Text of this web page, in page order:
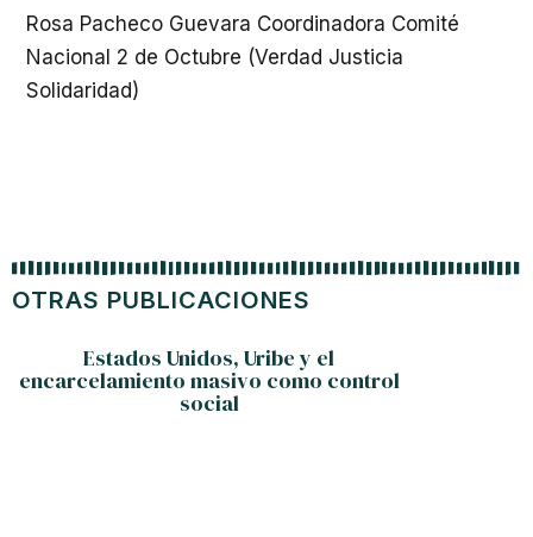
Rosa Pacheco Guevara Coordinadora Comité
Nacional 2 de Octubre (Verdad Justicia
Solidaridad)
OTRAS PUBLICACIONES
Estados Unidos, Uribe y el
encarcelamiento masivo como control
social